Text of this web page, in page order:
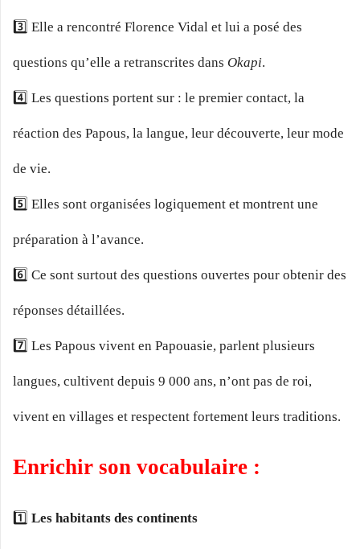
3️⃣ Elle a rencontré Florence Vidal et lui a posé des
questions qu’elle a retranscrites dans Okapi.
4️⃣ Les questions portent sur : le premier contact, la
réaction des Papous, la langue, leur découverte, leur mode
de vie.
5️⃣ Elles sont organisées logiquement et montrent une
préparation à l’avance.
6️⃣ Ce sont surtout des questions ouvertes pour obtenir des
réponses détaillées.
7️⃣ Les Papous vivent en Papouasie, parlent plusieurs
langues, cultivent depuis 9 000 ans, n’ont pas de roi,
vivent en villages et respectent fortement leurs traditions.
Enrichir son vocabulaire :
1️⃣ Les habitants des continents